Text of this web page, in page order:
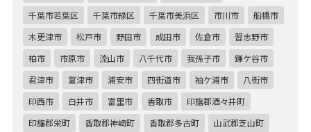
千葉市若葉区
千葉市緑区 千葉市美浜区 市川市
船橋市
木更津市
松戸市 野田市 成田市 佐倉市
習志野市
柏市
市原市 流山市 八千代市 我孫子市
鎌ケ谷市
君津市
富津市 浦安市 四街道市 袖ケ浦市
八街市
印西市
白井市 富里市 香取市
印旛郡酒々井町
印旛郡栄町
香取郡神崎町 香取郡多古町
山武郡芝山町